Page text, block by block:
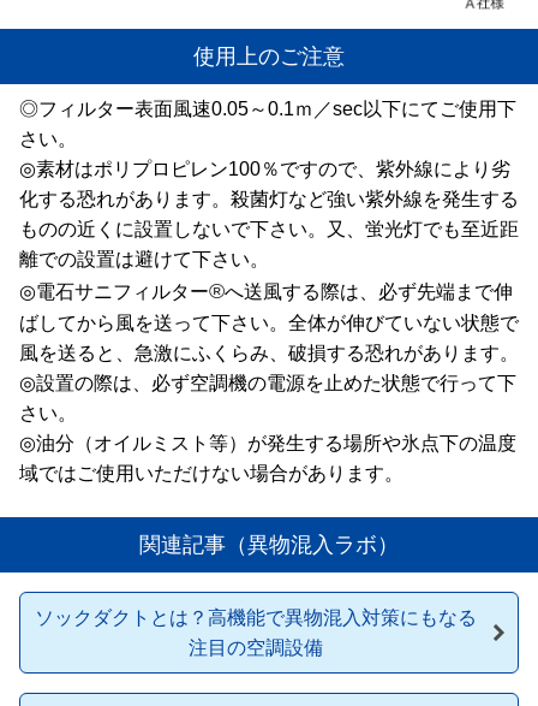
使用上のご注意
◎フィルター表面風速0.05～0.1ｍ／sec以下にてご使用下
さい。
◎素材はポリプロピレン100％ですので、紫外線により劣
化する恐れがあります。殺菌灯など強い紫外線を発生する
ものの近くに設置しないで下さい。又、蛍光灯でも至近距
離での設置は避けて下さい。
◎電石サニフィルター®へ送風する際は、必ず先端まで伸
ばしてから風を送って下さい。全体が伸びていない状態で
風を送ると、急激にふくらみ、破損する恐れがあります。
◎設置の際は、必ず空調機の電源を止めた状態で行って下
さい。
◎油分（オイルミスト等）が発生する場所や氷点下の温度
域ではご使用いただけない場合があります。
関連記事（異物混入ラボ）
ソックダクトとは？高機能で異物混入対策にもなる
注目の空調設備